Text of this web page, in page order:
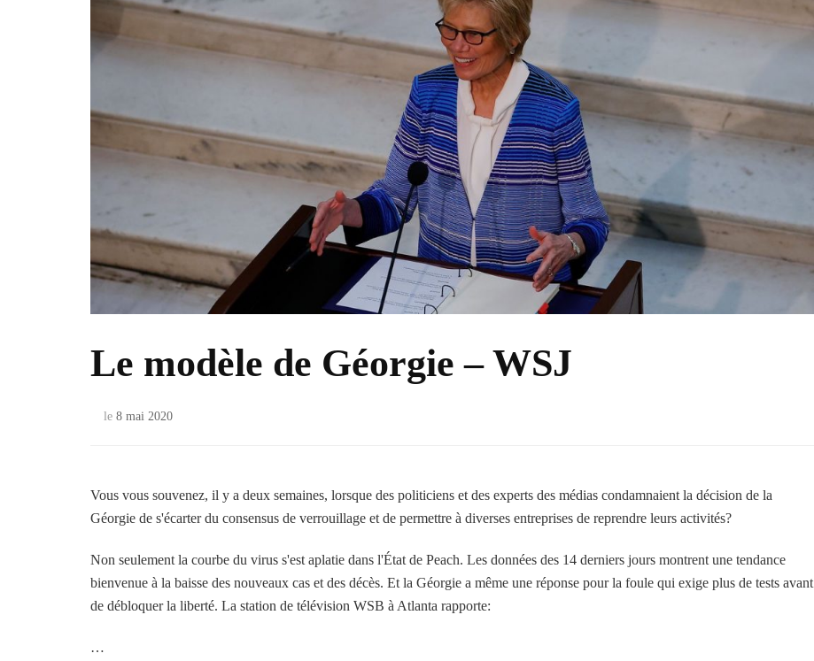
Le modèle de Géorgie – WSJ
le 8 mai 2020
Vous vous souvenez, il y a deux semaines, lorsque des politiciens et des experts des médias condamnaient la décision de la
Géorgie de s'écarter du consensus de verrouillage et de permettre à diverses entreprises de reprendre leurs activités?
Non seulement la courbe du virus s'est aplatie dans l'État de Peach. Les données des 14 derniers jours montrent une tendance
bienvenue à la baisse des nouveaux cas et des décès. Et la Géorgie a même une réponse pour la foule qui exige plus de tests avant
de débloquer la liberté. La station de télévision WSB à Atlanta rapporte:
…